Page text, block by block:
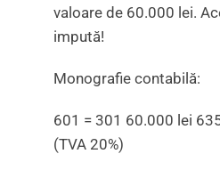
valoare de 60.000 lei.
impută!
Monografie contabilă:
601 = 301 60.000 lei
(TVA 20%)